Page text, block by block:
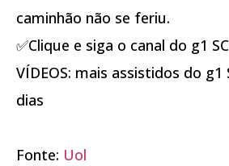
caminhão não se feriu.
✅Clique e siga o canal do g1
VÍDEOS: mais assistidos do
dias
Fonte: Uol